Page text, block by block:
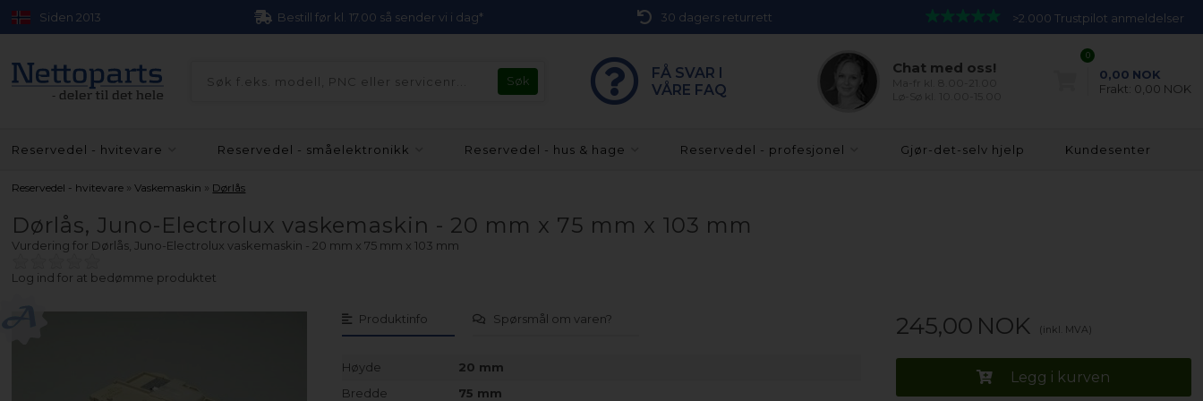
Siden 2013 Bestill før kl. 17.00 så sender vi i dag* 30 dagers returrett >2.000 Trustpilot anmeldelser
FÅ SVAR I
VÅRE FAQ
Chat med oss!
0
0,00 NOK
Frakt: 0,00 NOK
Reservedel - hvitevare Reservedel - småelektronikk Reservedel - hus & hage Reservedel - profesjonel Gjør-det-selv hjelp Kundesenter
Reservedel - hvitevare »Vaskemaskin » Dørlås
Dørlås, Juno-Electrolux vaskemaskin - 20 mm x 75 mm x 103 mm
Vurdering for Dørlås, Juno-Electrolux vaskemaskin - 20 mm x 75 mm x 103 mm
Log ind for at bedømme produktet
Produktinfo Spørsmål om varen?
Høyde
20 mm
Bredde
75 mm
245,00 NOK (inkl. MVA)
Legg i kurven